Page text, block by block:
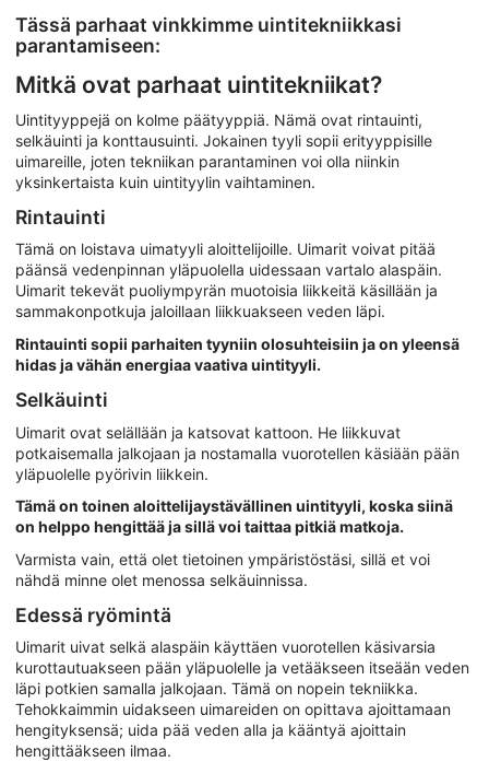
Tässä parhaat vinkkimme uintitekniikkasi
parantamiseen:
Mitkä ovat parhaat uintitekniikat?
Uintityyppejä on kolme päätyyppiä. Nämä ovat rintauinti,
selkäuinti ja konttausuinti. Jokainen tyyli sopii erityyppisille
uimareille, joten tekniikan parantaminen voi olla niinkin
yksinkertaista kuin uintityylin vaihtaminen.
Rintauinti
Tämä on loistava uimatyyli aloittelijoille. Uimarit voivat pitää
päänsä vedenpinnan yläpuolella uidessaan vartalo alaspäin.
Uimarit tekevät puoliympyrän muotoisia liikkeitä käsillään ja
sammakonpotkuja jaloillaan liikkuakseen veden läpi.
Rintauinti sopii parhaiten tyyniin olosuhteisiin ja on yleensä
hidas ja vähän energiaa vaativa uintityyli.
Selkäuinti
Uimarit ovat selällään ja katsovat kattoon. He liikkuvat
potkaisemalla jalkojaan ja nostamalla vuorotellen käsiään pään
yläpuolelle pyörivin liikkein.
Tämä on toinen aloittelijaystävällinen uintityyli, koska siinä
on helppo hengittää ja sillä voi taittaa pitkiä matkoja.
Varmista vain, että olet tietoinen ympäristöstäsi, sillä et voi
nähdä minne olet menossa selkäuinnissa.
Edessä ryömintä
Uimarit uivat selkä alaspäin käyttäen vuorotellen käsivarsia
kurottautuakseen pään yläpuolelle ja vetääkseen itseään veden
läpi potkien samalla jalkojaan. Tämä on nopein tekniikka.
Tehokkaimmin uidakseen uimareiden on opittava ajoittamaan
hengityksensä; uida pää veden alla ja kääntyä ajoittain
hengittääkseen ilmaa.